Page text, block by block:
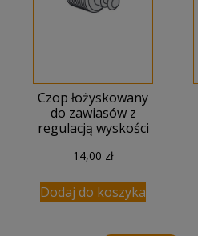
Czop łożyskowany
do zawiasów z
regulacją wyskości
14,00 zł
Dodaj do koszyka